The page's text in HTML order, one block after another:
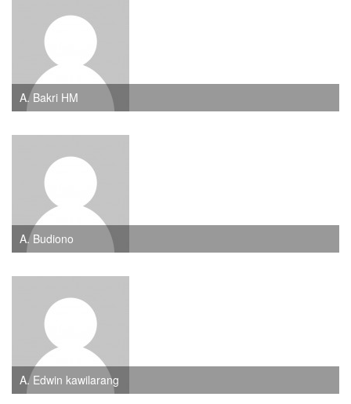
A. Bakri HM
A. Budiono
A. Edwin kawilarang